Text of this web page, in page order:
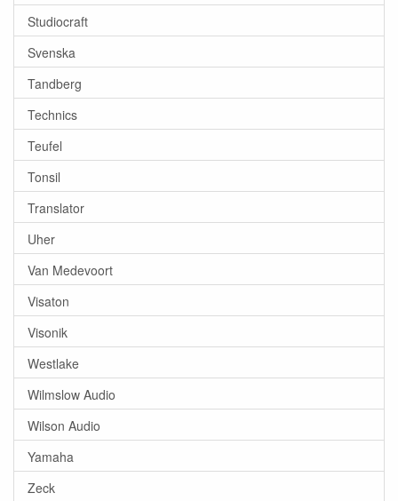
Studiocraft
Svenska
Tandberg
Technics
Teufel
Tonsil
Translator
Uher
Van Medevoort
Visaton
Visonik
Westlake
Wilmslow Audio
Wilson Audio
Yamaha
Zeck